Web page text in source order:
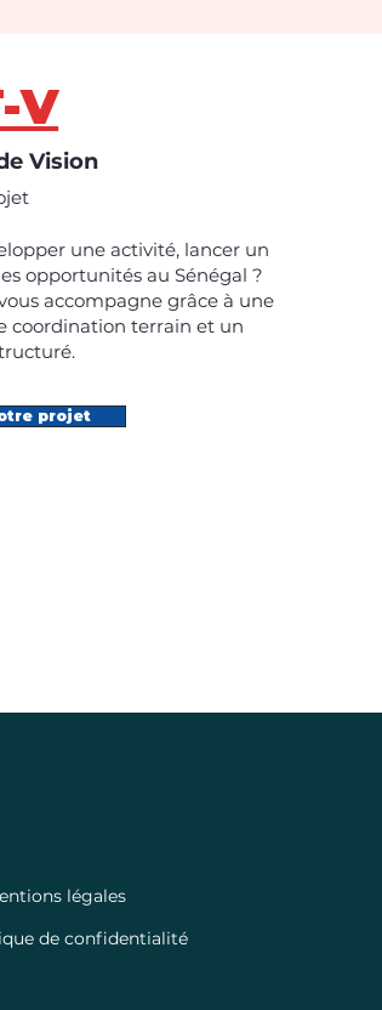
V
Vision
une activité, lancer un
opportunités au Sénégal ?
accompagne grâce à une
coordination terrain et un
projet
légales
de confidentialité